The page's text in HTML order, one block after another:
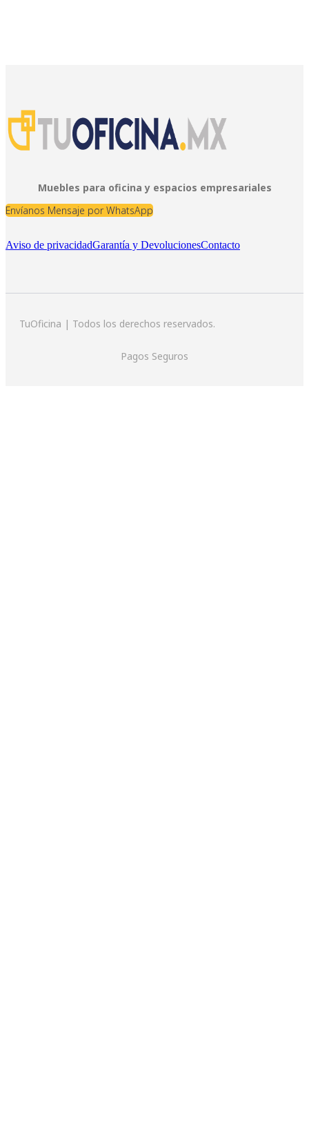
Muebles para oficina y espacios empresariales
Envíanos Mensaje por WhatsApp
Aviso de privacidadGarantía y DevolucionesContacto
TuOficina | Todos los derechos reservados.
Pagos Seguros